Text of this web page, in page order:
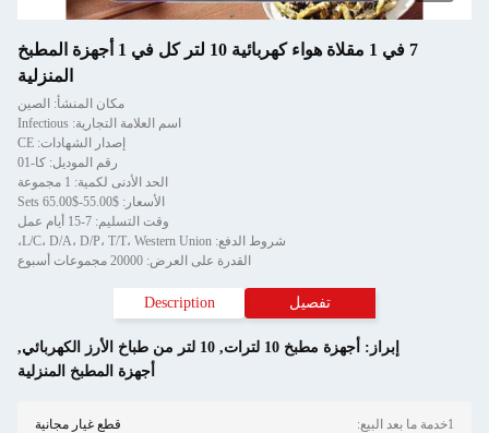
7 في 1 مقلاة هواء كهربائية 10 لتر كل في 1 أجهزة المطبخ
المنزلية
مكان المنشأ: الصين
اسم العلامة التجارية: Infectious
إصدار الشهادات: CE
رقم الموديل: كا-01
الحد الأدنى لكمية: 1 مجموعة
الأسعار: $55.00-$65.00 Sets
وقت التسليم: 7-15 أيام عمل
شروط الدفع: L/C، D/A، D/P، T/T، Western Union،
القدرة على العرض: 20000 مجموعات أسبوع
تفصيل Description
إبراز: أجهزة مطبخ 10 لترات , 10 لتر من طباخ الأرز الكهربائي
,
أجهزة المطبخ المنزلية
1خدمة ما بعد البيع: قطع غيار مجانية